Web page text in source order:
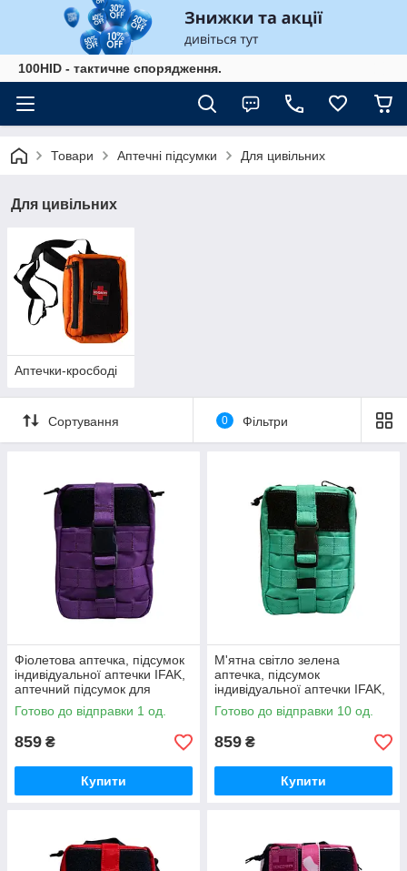
100HID - тактичне спорядження.
Товари Аптечні підсумки Для цивільних
Для цивільних
Аптечки-кросбоді
Сортування 0 Фільтри
Фіолетова аптечка, підсумок
індивідуальної аптечки IFAK,
аптечний підсумок для
цивільних, дівчат, жінок Стохід
Готово до відправки 1 од.
859 ₴
Купити
М'ятна світло зелена
аптечка, підсумок
індивідуальної аптечки IFAK,
аптечний підсумок для
цивільних, дівчат, жінок Стохід
Готово до відправки 10 од.
859 ₴
Купити